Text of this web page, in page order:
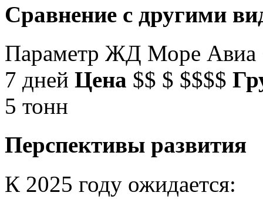
Сравнение с другими
Параметр ЖД Море Авиа
7 дней Цена $$ $ $$$$
5 тонн
Перспективы развития
К 2025 году ожидается: